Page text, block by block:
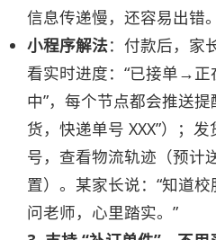
信息传递慢，还容易出错。
小程序解法：付款后，家
看实时进度：“已接单→
中”，每个节点都会推送
货，快递单号 XXX”）；
号，查看物流轨迹（预计
置）。某家长说：“知道
问老师，心里踏实。”